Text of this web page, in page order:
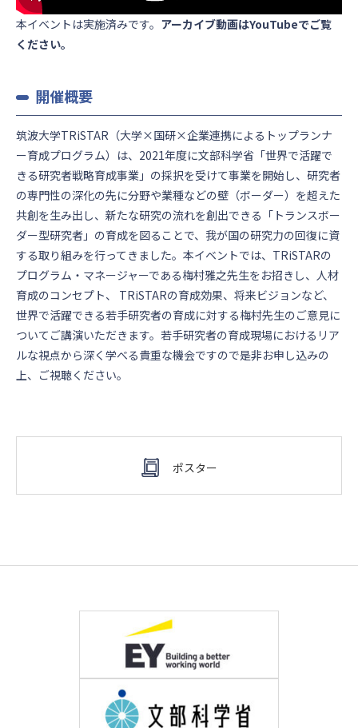
本イベントは実施済みです。 アーカイブ動画はYouTubeでご覧
ください。
開催概要
筑波⼤学TRiSTAR（⼤学×国研×企業連携によるトップランナ
ー育成プログラム）は、2021年度に⽂部科学省「世界で活躍で
きる研究者戦略育成事業」の採択を受けて事業を開始し、研究者
の専⾨性の深化の先に分野や業種などの壁（ボーダー）を超えた
共創を⽣み出し、新たな研究の流れを創出できる「トランスボー
ダー型研究者」の育成を図ることで、我が国の研究⼒の回復に資
する取り組みを⾏ってきました。本イベントでは、TRiSTARの
プログラム・マネージャーである梅村雅之先⽣をお招きし、⼈材
育成のコンセプト、 TRiSTARの育成効果、将来ビジョンなど、
世界で活躍できる若⼿研究者の育成に対する梅村先⽣のご意⾒に
ついてご講演いただきます。若⼿研究者の育成現場におけるリア
ルな視点から深く学べる貴重な機会ですので是⾮お申し込みの
上、ご視聴ください。
ポスター